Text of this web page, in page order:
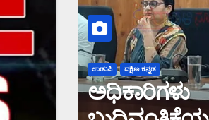
ಉಡುಪಿ ದಕ್ಷಿಣ ಕನ್ನಡ
ಅಧಿಕಾರಿಗಳು